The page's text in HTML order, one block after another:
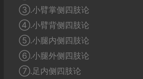
③.小臂掌侧四肢论
④.小臂背侧四肢论
⑤.小腿内侧四肢论
⑥.小腿外侧四肢论
⑦.足内侧四肢论